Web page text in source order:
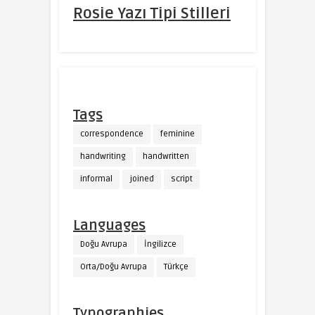
Rosie Yazı Tipi Stilleri
Tags
correspondence feminine
handwriting handwritten
informal joined script
Languages
Doğu Avrupa İngilizce
Orta/Doğu Avrupa Türkçe